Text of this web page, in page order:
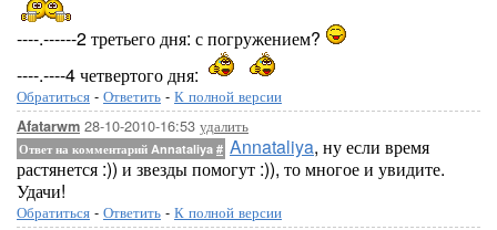
----.------2 третьего дня: с погружением?
----.----4 четвертого дня:
Обратиться - Ответить - К полной версии
Afatarwm 28-10-2010-16:53 удалить
Ответ на комментарий Annataliya # Annataliya, ну если время
растянется :)) и звезды помогут :)), то многое и увидите.
Удачи!
Обратиться - Ответить - К полной версии